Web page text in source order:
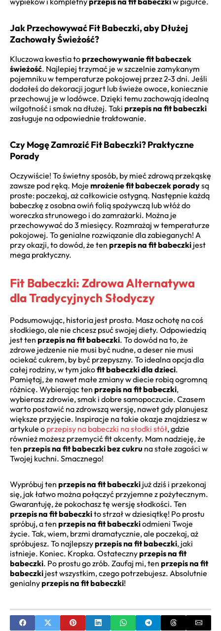
Jak Przechowywać Fit Babeczki, aby Dłużej
Zachowały Świeżość?
Kluczowa kwestia toprzechowywanie fit babeczek
świeżość. Najlepiej trzymać je w szczelnie zamykanym
pojemniku w temperaturze pokojowej przez 2-3 dni. Jeśli
dodałeś do dekoracji jogurt lub świeże owoce, koniecznie
przechowuj je w lodówce. Dzięki temu zachowają idealną
wilgotność i smak na dłużej. Taki przepis na fit babeczki
zasługuje na odpowiednie traktowanie.
Czy Mogę Zamrozić Fit Babeczki? Praktyczne
Porady
Oczywiście! To świetny sposób, by mieć zdrową przekąskę
zawsze pod ręką. Moje mrożenie fit babeczek poradysą
proste: poczekaj, aż całkowicie ostygną. Następnie każdą
babeczkę z osobna owiń folią spożywczą lub włóż do
woreczka strunowego i do zamrażarki. Można je
przechowywać do 3 miesięcy. Rozmrażaj w temperaturze
pokojowej. To genialne rozwiązanie dla zabieganych! A
przy okazji, to dowód, że ten przepis na fit babeczki jest
mega praktyczny.
Fit Babeczki: Zdrowa Alternatywa
dla Tradycyjnych Słodyczy
Podsumowując, historia jest prosta. Masz ochotę na coś
słodkiego, ale nie chcesz psuć swojej diety. Odpowiedzią
jest ten przepis na fit babeczki. To dowód na to, że
zdrowe jedzenie nie musi być nudne, a deser nie musi
ociekać cukrem, by być przepyszny. To idealna opcja dla
całej rodziny, w tym jakofit babeczki dla dzieci.
Pamiętaj, że nawet małe zmiany w diecie robią ogromną
różnicę. Wybierając ten przepis na fit babeczki,
wybierasz zdrowie, smak i dobre samopoczucie. Czasem
warto postawić na zdrowszą wersję, nawet gdy planujesz
większe przyjęcie. Inspiracje na takie okazje znajdziesz w
artykule o przepisy na babeczki na słodki stół, gdzie
również możesz przemycić fit akcenty. Mam nadzieję, że
ten przepis na fit babeczki bez cukru na stałe zagości w
Twojej kuchni. Smacznego!
Wypróbuj ten przepis na fit babeczki już dziś i przekonaj
się, jak łatwo można połączyć przyjemne z pożytecznym.
Gwarantuję, że pokochasz tę wersję słodkości. Ten
przepis na fit babeczkito strzał w dziesiątkę! Po prostu
spróbuj, a ten przepis na fit babeczkiodmieni Twoje
życie. Tak, wiem, brzmi dramatycznie, ale poczekaj, aż
spróbujesz. To najlepszyprzepis na fit babeczki, jaki
istnieje. Koniec. Kropka. Ostatecznyprzepis na fit
babeczki. Po prostu go zrób. Zaufaj mi, ten przepis na fit
babeczki jest wszystkim, czego potrzebujesz. Absolutnie
genialnyprzepis na fit babeczki!